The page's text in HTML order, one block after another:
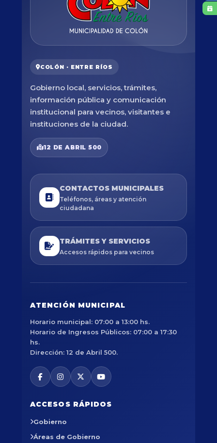
COLÓN · ENTRE RÍOS
Gobierno local, servicios, trámites,
información pública y comunicación
institucional para vecinos, visitantes e
instituciones de la ciudad.
12 DE ABRIL 500
CONTACTOS MUNICIPALES
Teléfonos, áreas y atención
ciudadana
TRÁMITES Y SERVICIOS
Accesos rápidos para vecinos
ATENCIÓN MUNICIPAL
Horario municipal: 07:00 a 13:00 hs.
Horario de Ingresos Públicos: 07:00 a 17:30
hs.
Dirección: 12 de Abril 500.
ACCESOS RÁPIDOS
Gobierno
Áreas de Gobierno